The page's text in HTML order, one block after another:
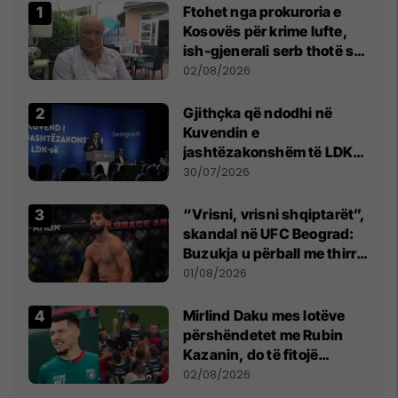
Ftohet nga prokuroria e
Kosovës për krime lufte,
ish-gjenerali serb thotë se
dikush e tradhtoi në
02/08/2026
Gjithçka që ndodhi në
Kuvendin e
jashtëzakonshëm të LDK-
së
30/07/2026
“Vrisni, vrisni shqiptarët”,
skandal në UFC Beograd:
Buzukja u përball me thirrje
anti-shqiptare nga
01/08/2026
Mirlind Daku mes lotëve
përshëndetet me Rubin
Kazanin, do të fitojë
miliona te Spartak Moska
02/08/2026